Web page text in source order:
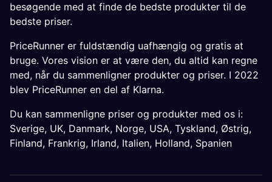
besøgende med at finde de bedste produkter til de
bedste priser.
PriceRunner er fuldstændig uafhængig og gratis at
bruge. Vores vision er at være den, du altid kan regne
med, når du sammenligner produkter og priser. I 2022
blev PriceRunner en del af Klarna.
Du kan sammenligne priser og produkter med os i:
Sverige, UK, Danmark, Norge, USA, Tyskland, Østrig,
Finland, Frankrig, Irland, Italien, Holland, Spanien